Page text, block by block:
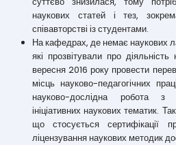
наукових статей і тез,
співавторстві із студентами.
На кафедрах, де немає наукових
які прозвітували про
вересня 2016 року провести
місць науково-педагогічних
науково-дослідна робота з
ініціативних наукових тематик.
що стосується сертифікації
ліцензування наукових методик